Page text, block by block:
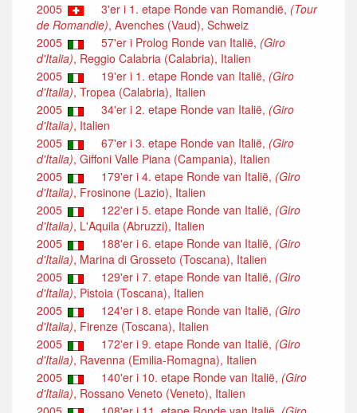
2005 3'er i 1. etape Ronde van Romandië, (Tour
de Romandie), Avenches (Vaud), Schweiz
2005
57'er i Prolog Ronde van Italië, (Giro
d'Italia), Reggio Calabria (Calabria), Italien
2005
19'er i 1. etape Ronde van Italië, (Giro
d'Italia), Tropea (Calabria), Italien
2005
34'er i 2. etape Ronde van Italië, (Giro
d'Italia), Italien
2005
67'er i 3. etape Ronde van Italië, (Giro
d'Italia), Giffoni Valle Piana (Campania), Italien
2005
179'er i 4. etape Ronde van Italië, (Giro
d'Italia), Frosinone (Lazio), Italien
2005
122'er i 5. etape Ronde van Italië, (Giro
d'Italia), L'Aquila (Abruzzi), Italien
2005
188'er i 6. etape Ronde van Italië, (Giro
d'Italia), Marina di Grosseto (Toscana), Italien
2005
129'er i 7. etape Ronde van Italië, (Giro
d'Italia), Pistoia (Toscana), Italien
2005
124'er i 8. etape Ronde van Italië, (Giro
d'Italia), Firenze (Toscana), Italien
2005
172'er i 9. etape Ronde van Italië, (Giro
d'Italia), Ravenna (Emilia-Romagna), Italien
2005
140'er i 10. etape Ronde van Italië, (Giro
d'Italia), Rossano Veneto (Veneto), Italien